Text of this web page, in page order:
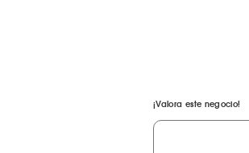
¡Valora este negocio!